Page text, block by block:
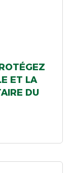
ET LA
DU